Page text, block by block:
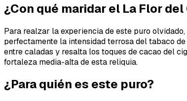
¿Con qué maridar el La Flor del
Para realzar la experiencia de este puro
perfectamente la intensidad terrosa del tabaco
entre caladas y resalta los toques de cacao del
fortaleza media-alta de esta reliquia.
¿Para quién es este puro?